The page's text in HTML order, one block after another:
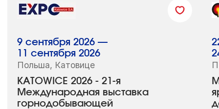
KATOWICE 2026 - 21-я
Международная выставка
горнодобывающей
9 сентября 2026 —
11 сентября 2026
Польша, Катовице